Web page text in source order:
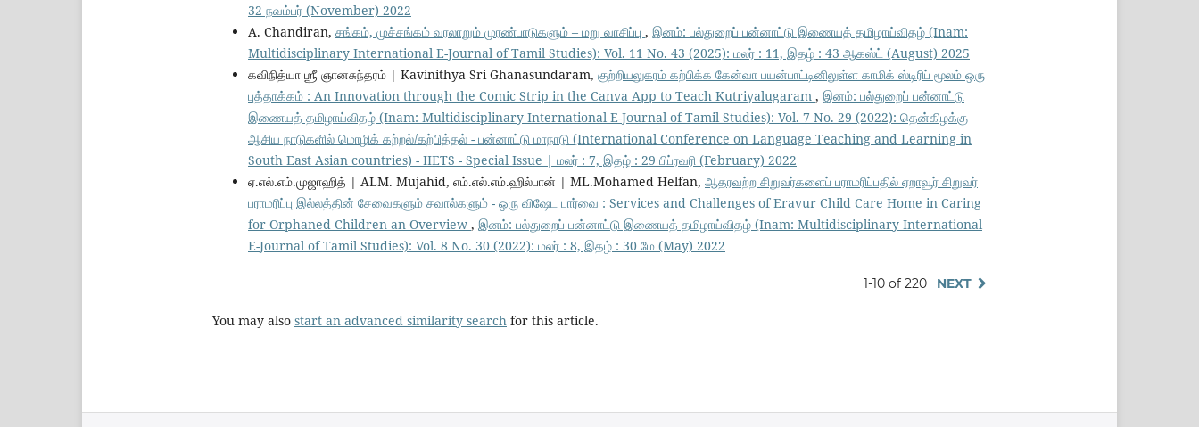
32 நவம்பர் (November) 2022
A. Chandiran, சங்கம், முச்சங்கம் வரலாறும் முரண்பாடுகளும் – மறு வாசிப்பு , இனம்: பல்துறைப் பன்னாட்டு இணையத் தமிழாய்விதழ் (Inam:
Multidisciplinary International E-Journal of Tamil Studies): Vol. 11 No. 43 (2025): மலர் : 11, இதழ் : 43 ஆகஸ்ட் (August) 2025
கவிநித்யா ஶ்ரீ ஞானசுந்தரம் | Kavinithya Sri Ghanasundaram, குற்றியலுகரம் கற்பிக்க கேன்வா பயன்பாட்டினிலுள்ள காமிக் ஸ்டிரிப் மூலம் ஒரு
புத்தாக்கம் : An Innovation through the Comic Strip in the Canva App to Teach Kutriyalugaram , இனம்: பல்துறைப் பன்னாட்டு
இணையத் தமிழாய்விதழ் (Inam: Multidisciplinary International E-Journal of Tamil Studies): Vol. 7 No. 29 (2022): தென்கிழக்கு
ஆசிய நாடுகளில் மொழிக் கற்றல்/கற்பித்தல் - பன்னாட்டு மாநாடு (International Conference on Language Teaching and Learning in
South East Asian countries) - IIETS - Special Issue | மலர் : 7, இதழ் : 29 பிப்ரவரி (February) 2022
ஏ.எல்.எம்.முஜாஹித் | ALM. Mujahid, எம்.எல்.எம்.ஹில்பான் | ML.Mohamed Helfan, ஆதரவற்ற சிறுவர்களைப் பராமரிப்பதில் ஏறாவூர் சிறுவர்
பராமரிப்பு இல்லத்தின் சேவைகளும் சவால்களும் - ஒரு விஷேட பார்வை : Services and Challenges of Eravur Child Care Home in Caring
for Orphaned Children an Overview , இனம்: பல்துறைப் பன்னாட்டு இணையத் தமிழாய்விதழ் (Inam: Multidisciplinary International
E-Journal of Tamil Studies): Vol. 8 No. 30 (2022): மலர் : 8, இதழ் : 30 மே (May) 2022
1-10 of 220 NEXT
You may also start an advanced similarity search for this article.